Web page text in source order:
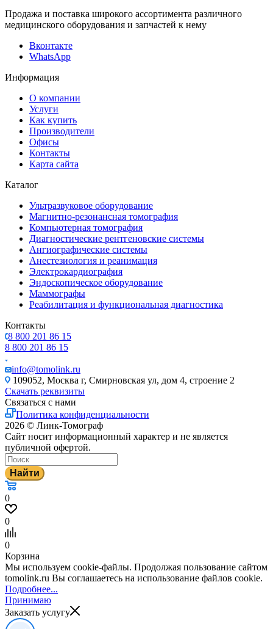
Продажа и поставка широкого ассортимента различного
медицинского оборудования и запчастей к нему
Вконтакте
WhatsApp
Информация
О компании
Услуги
Как купить
Производители
Офисы
Контакты
Карта сайта
Каталог
Ультразвуковое оборудование
Магнитно-резонансная томография
Компьютерная томография
Диагностические рентгеновские системы
Ангиографические системы
Анестезиология и реанимация
Электрокардиография
Эндоскопическое оборудование
Маммографы
Реабилитация и функциональная диагностика
Контакты
8 800 201 86 15
8 800 201 86 15
info@tomolink.ru
109052, Москва г, Смирновская ул, дом 4, строение 2
Скачать реквизиты
Связаться с нами
Политика конфиденциальности
2026 © Линк-Томограф
Сайт носит информационный характер и не является
публичной офертой.
Найти
0
0
0
Корзина
Мы используем cookie-файлы. Продолжая пользование сайтом
tomolink.ru Вы соглашаетесь на использование файлов cookie.
Подробнее...
Принимаю
Заказать услугу